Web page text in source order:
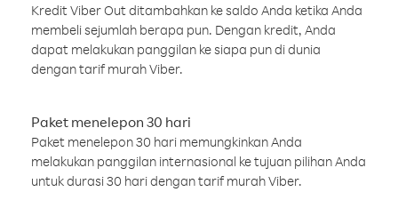
Kredit Viber Out ditambahkan ke saldo Anda ketika Anda
membeli sejumlah berapa pun. Dengan kredit, Anda
dapat melakukan panggilan ke siapa pun di dunia
dengan tarif murah Viber.
Paket menelepon 30 hari
Paket menelepon 30 hari memungkinkan Anda
melakukan panggilan internasional ke tujuan pilihan Anda
untuk durasi 30 hari dengan tarif murah Viber.